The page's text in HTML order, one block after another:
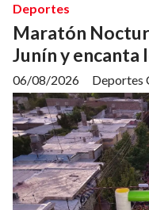
Maratón
Junín y encanta
Deportes
Deportes
06/08/2026